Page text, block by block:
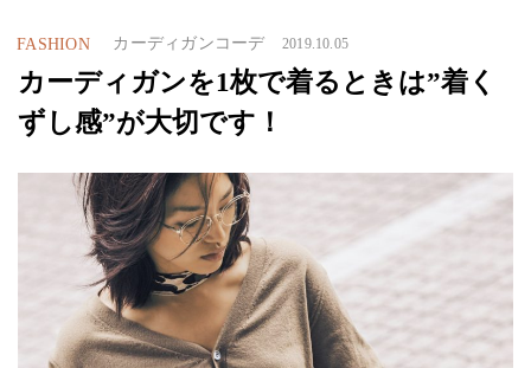
FASHION カーディガンコーデ 2019.10.05
カーディガンを1枚で着るときは”着く
ずし感”が大切です！